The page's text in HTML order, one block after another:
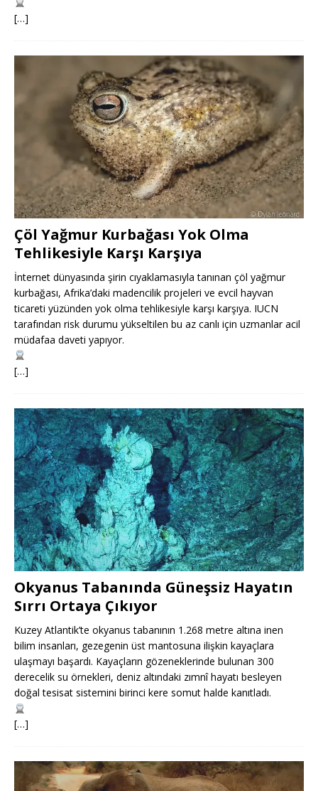
[…]
Çöl Yağmur Kurbağası Yok Olma
Tehlikesiyle Karşı Karşıya
İnternet dünyasında şirin cıyaklamasıyla tanınan çöl yağmur
kurbağası, Afrika’daki madencilik projeleri ve evcil hayvan
ticareti yüzünden yok olma tehlikesiyle karşı karşıya. IUCN
tarafından risk durumu yükseltilen bu az canlı için uzmanlar acil
müdafaa daveti yapıyor.
[…]
Okyanus Tabanında Güneşsiz Hayatın
Sırrı Ortaya Çıkıyor
Kuzey Atlantik’te okyanus tabanının 1.268 metre altına inen
bilim insanları, gezegenin üst mantosuna ilişkin kayaçlara
ulaşmayı başardı. Kayaçların gözeneklerinde bulunan 300
derecelik su örnekleri, deniz altındaki zımnî hayatı besleyen
doğal tesisat sistemini birinci kere somut halde kanıtladı.
[…]